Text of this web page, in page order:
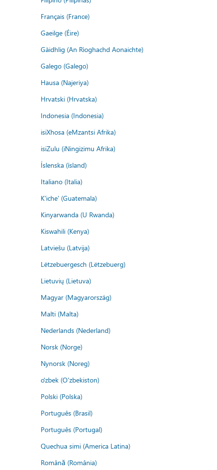
Français (France)
Gaeilge (Éire)
Gàidhlig (An Rìoghachd Aonaichte)
Galego (Galego)
Hausa (Najeriya)
Hrvatski (Hrvatska)
Indonesia (Indonesia)
isiXhosa (eMzantsi Afrika)
isiZulu (iNingizimu Afrika)
Íslenska (ísland)
Italiano (Italia)
K'iche' (Guatemala)
Kinyarwanda (U Rwanda)
Kiswahili (Kenya)
Latviešu (Latvija)
Lëtzebuergesch (Lëtzebuerg)
Lietuvių (Lietuva)
Magyar (Magyarország)
Malti (Malta)
Nederlands (Nederland)
Norsk (Norge)
Nynorsk (Noreg)
o'zbek (O'zbekiston)
Polski (Polska)
Português (Brasil)
Português (Portugal)
Quechua simi (America Latina)
Română (România)